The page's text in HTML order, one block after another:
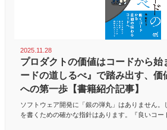
2025.11.28
プロダクトの価値はコードから
ードの道しるべ』で踏み出す、価
への第一歩【書籍紹介記事】
ソフトウェア開発に「銀の弾丸」はありません。
を書くための確かな指針はあります。『良いコー